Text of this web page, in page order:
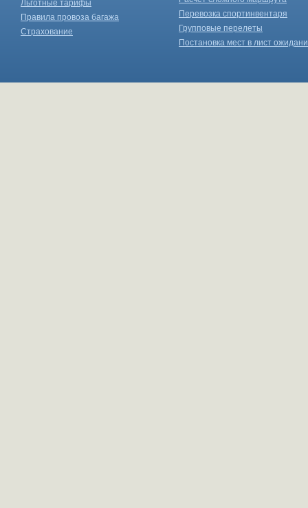
Льготные тарифы
Правила провоза багажа
Страхование
Перевозка спортинвентаря
Групповые перелеты
Постановка мест в лист